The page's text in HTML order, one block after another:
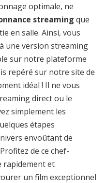
optimale, ne
streaming que
en salle. Ainsi, vous
à une version streaming
sur notre plateforme
repéré sur notre site de
idéal ! Il ne vous
direct ou le
simplement les
étapes
envoûtant de
de ce chef-
rapidement et
un film exceptionnel